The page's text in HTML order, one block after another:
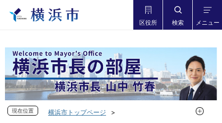
区役所 検索 メニュー
現在位置
横浜市トップページ
現在位